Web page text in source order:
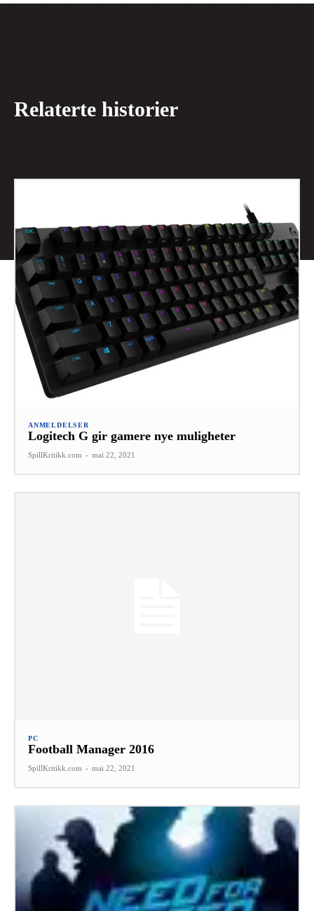
Relaterte historier
ANMELDELSER
Logitech G gir gamere nye muligheter
SpillKritikk.com - mai 22, 2021
PC
Football Manager 2016
SpillKritikk.com - mai 22, 2021